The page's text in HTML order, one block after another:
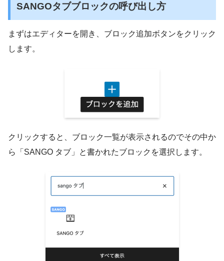
SANGOタブブロックの呼び出し方
まずはエディターを開き、ブロック追加ボタンをクリック
します。
クリックすると、ブロック一覧が表示されるのでその中か
ら「SANGO タブ」と書かれたブロックを選択します。